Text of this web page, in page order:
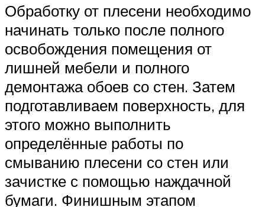
Обработку от плесени необходимо
начинать только после полного
освобождения помещения от
лишней мебели и полного
демонтажа обоев со стен. Затем
подготавливаем поверхность, для
этого можно выполнить
определённые работы по
смыванию плесени со стен или
зачистке с помощью наждачной
бумаги. Финишным этапом